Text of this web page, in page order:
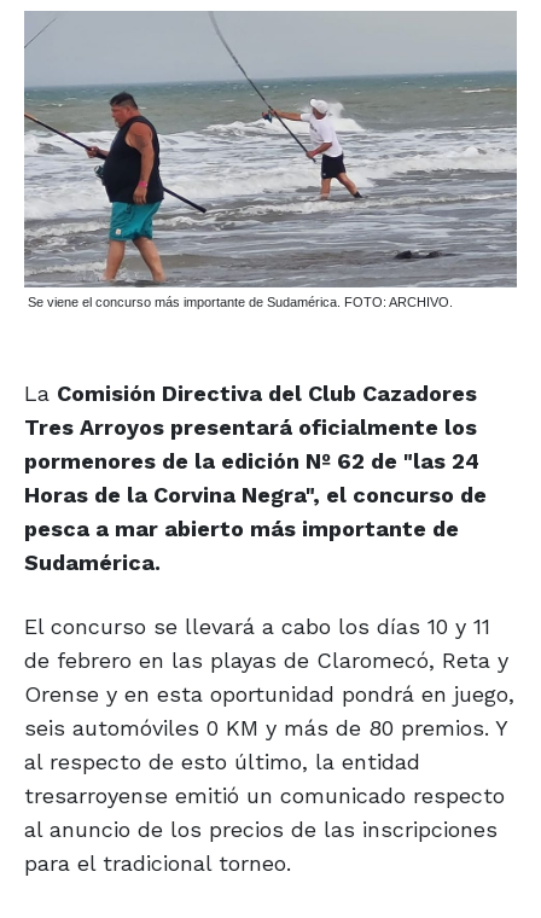
Se viene el concurso más importante de Sudamérica. FOTO: ARCHIVO.
La Comisión Directiva del Club Cazadores
Tres Arroyos presentará oficialmente los
pormenores de la edición Nº 62 de "las 24
Horas de la Corvina Negra", el concurso de
pesca a mar abierto más importante de
Sudamérica.
El concurso se llevará a cabo los días 10 y 11
de febrero en las playas de Claromecó, Reta y
Orense y en esta oportunidad pondrá en juego,
seis automóviles 0 KM y más de 80 premios. Y
al respecto de esto último, la entidad
tresarroyense emitió un comunicado respecto
al anuncio de los precios de las inscripciones
para el tradicional torneo.